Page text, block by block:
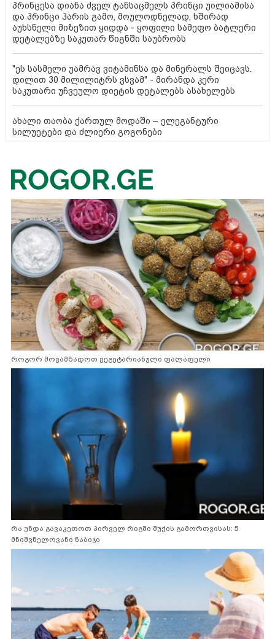
პრინცესა დიანა ძველ ტანსაცმელს პრინცი უილიამისა
და პრინცი ჰარის გამო, მოულოდნელად, ხშირად
აუხსნელი მიზეზით ყიდდა - ყოფილი სამეფო ბატლერი
დეტალებზე საკუთარ წიგნში საუბრობს
"ეს სასმელი უამრავ ვიტამინსა და მინერალს შეიცავს.
დილით 30 მილილიტრს ვსვამ" - მირანდა კერი
საკუთარი უჩვეულო დიეტის დეტალებს ასახელებს
ახალი თაობა ქართულ მოდაში – ელეგანტური
სილუეტები და ძლიერი გოგონები
როგორ მოვამზადოთ ვეგეტარიანული ფალაფელი
რა უნდა გავაკეთოთ პირველ რიგში შუქის გამორთვისას: 5
მნიშვნელოვანი ნაბიჯი